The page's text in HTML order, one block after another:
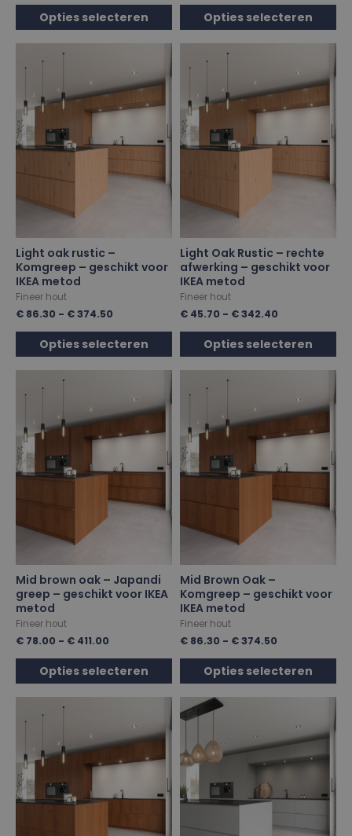
Opties selecteren Opties selecteren
Light oak rustic –
Komgreep – geschikt voor
IKEA metod
Fineer hout
€ 86.30 - €374.50
Opties selecteren
Light Oak Rustic – rechte
afwerking – geschikt voor
IKEA metod
Fineer hout
€ 45.70 - €342.40
Opties selecteren
Mid brown oak – Japandi
greep – geschikt voor IKEA
metod
Fineer hout
€ 78.00 - € 411.00
Opties selecteren
Mid Brown Oak –
Komgreep – geschikt voor
IKEA metod
Fineer hout
€ 86.30 - €374.50
Opties selecteren